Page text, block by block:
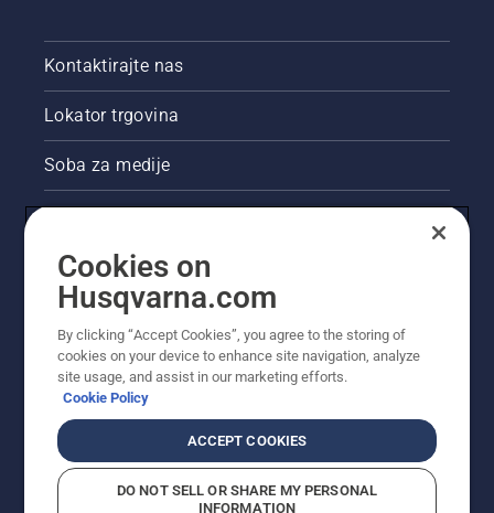
Kontaktirajte nas
Lokator trgovina
Soba za medije
Akcije
Pravne informacije o proizvodu
Ostale stranice tvrtke Husqvarna
Cookies on
Husqvarna.com
By clicking “Accept Cookies”, you agree to the storing of
cookies on your device to enhance site navigation, analyze
site usage, and assist in our marketing efforts.
Cookie Policy
ACCEPT COOKIES
DO NOT SELL OR SHARE MY PERSONAL
INFORMATION